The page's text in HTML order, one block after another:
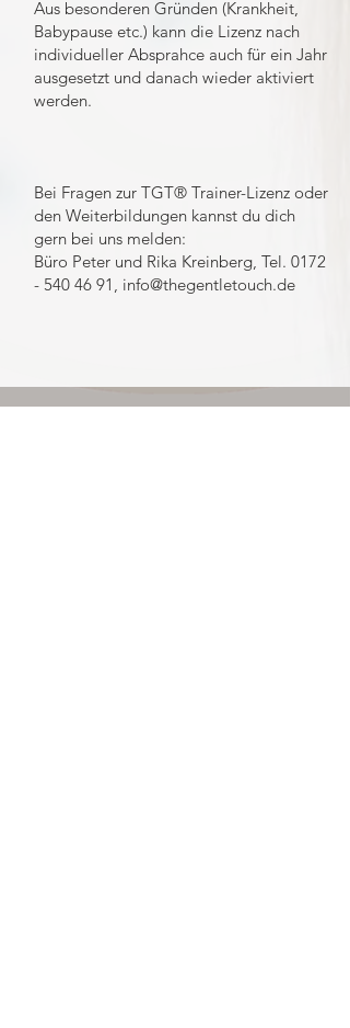
Aus besonderen Gründen (Krankheit,
Babypause etc.) kann die Lizenz nach
individueller Absprahce auch für ein Jahr
ausgesetzt und danach wieder aktiviert
werden.
Bei Fragen zur TGT® Trainer-Lizenz oder
den Weiterbildungen kannst du dich
gern bei uns melden:
Büro Peter und Rika Kreinberg, Tel. 0172
- 540 46 91 , info@thegentletouch.de